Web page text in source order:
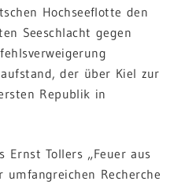
Hochseeflotte den
Seeschlacht gegen
der über Kiel zur
Republik in
Ernst Tollers „Feuer aus
umfangreichen Recherche